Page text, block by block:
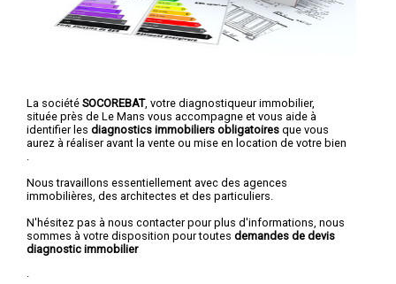
La société SOCOREBAT, votre diagnostiqueur immobilier,
située près de Le Mans vous accompagne et vous aide à
identifier les diagnostics immobiliers obligatoires que vous
aurez à réaliser avant la vente ou mise en location de votre bien
Nous travaillons essentiellement avec des agences
immobilières, des architectes et des particuliers.
N'hésitez pas à nous contacter pour plus d'informations, nous
sommes à votre disposition pour toutes demandes de devis
diagnostic immobilier
.